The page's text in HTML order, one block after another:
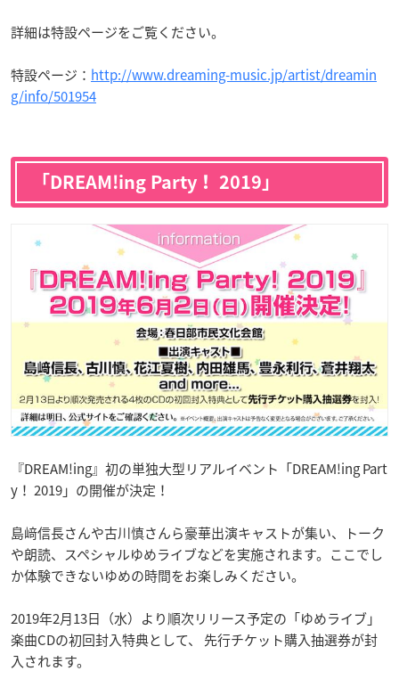
詳細は特設ページをご覧ください。
特設ページ： http://www.dreaming-music.jp/artist/dreamin
g/info/501954
「DREAM!ing Party！ 2019」
『DREAM!ing』初の単独大型リアルイベント「DREAM!ing Part
y！ 2019」の開催が決定！
島﨑信長さんや古川慎さんら豪華出演キャストが集い、トーク
や朗読、スペシャルゆめライブなどを実施されます。ここでし
か体験できないゆめの時間をお楽しみください。
2019年2月13日（水）より順次リリース予定の「ゆめライブ」
楽曲CDの初回封入特典として、 先行チケット購入抽選券が封
入されます。